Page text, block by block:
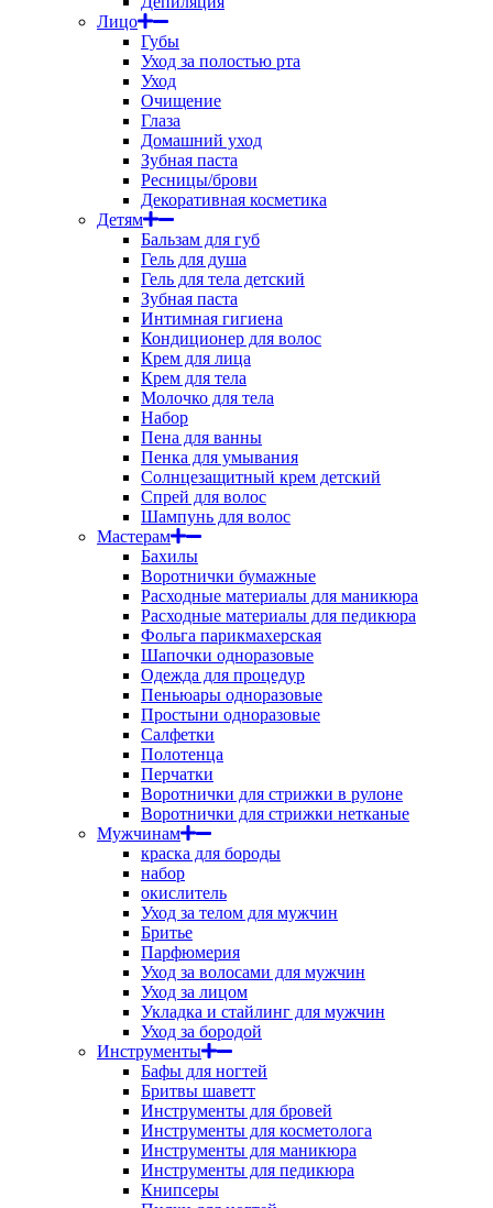
Лицо
Губы
Уход за полостью рта
Уход
Очищение
Глаза
Домашний уход
Зубная паста
Ресницы/брови
Декоративная косметика
Детям
Бальзам для губ
Гель для душа
Гель для тела детский
Зубная паста
Интимная гигиена
Кондиционер для волос
Крем для лица
Крем для тела
Молочко для тела
Набор
Пена для ванны
Пенка для умывания
Солнцезащитный крем детский
Спрей для волос
Шампунь для волос
Мастерам
Бахилы
Воротнички бумажные
Расходные материалы для маникюра
Расходные материалы для педикюра
Фольга парикмахерская
Шапочки одноразовые
Одежда для процедур
Пеньюары одноразовые
Простыни одноразовые
Салфетки
Полотенца
Перчатки
Воротнички для стрижки в рулоне
Воротнички для стрижки нетканые
Мужчинам
краска для бороды
набор
окислитель
Уход за телом для мужчин
Бритье
Парфюмерия
Уход за волосами для мужчин
Уход за лицом
Укладка и стайлинг для мужчин
Уход за бородой
Инструменты
Бафы для ногтей
Бритвы шаветт
Инструменты для бровей
Инструменты для косметолога
Инструменты для маникюра
Инструменты для педикюра
Книпсеры